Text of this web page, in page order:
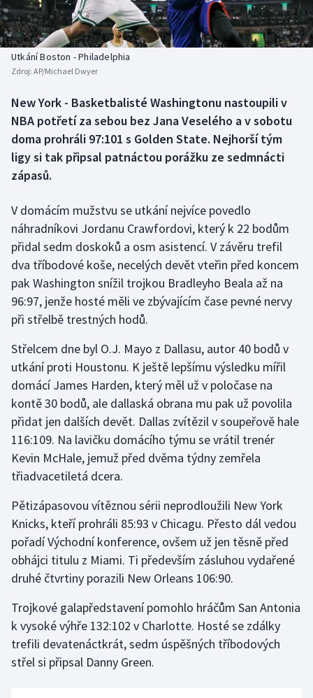
Baseball a softbal
Basketbal
Biatlon
Boby a skeleton
Box
Curling
Dostihy
Florbal
Futsal
Golf
Gymnastika
Házená
Judo
Krasobruslení
Lezení
Lyže a snowboard
Moderní pětiboj
Motorsport
Olympijské hry
Soutěže
Historické návraty
Aplikace ČT sport
AZ kvíz
Utkání Boston - Philadelphia
Zdroj: AP/Michael Dwyer
New York - Basketbalisté Washingtonu nastoupili v
NBA potřetí za sebou bez Jana Veselého a v sobotu
doma prohráli 97:101 s Golden State. Nejhorší tým
ligy si tak připsal patnáctou porážku ze sedmnácti
zápasů.
V domácím mužstvu se utkání nejvíce povedlo
náhradníkovi Jordanu Crawfordovi, který k 22 bodům
přidal sedm doskoků a osm asistencí. V závěru trefil
dva tříbodové koše, necelých devět vteřin před koncem
pak Washington snížil trojkou Bradleyho Beala až na
96:97, jenže hosté měli ve zbývajícím čase pevné nervy
při střelbě trestných hodů.
Střelcem dne byl O.J. Mayo z Dallasu, autor 40 bodů v
utkání proti Houstonu. K ještě lepšímu výsledku mířil
domácí James Harden, který měl už v poločase na
kontě 30 bodů, ale dallaská obrana mu pak už povolila
přidat jen dalších devět. Dallas zvítězil v soupeřově hale
116:109. Na lavičku domácího týmu se vrátil trenér
Kevin McHale, jemuž před dvěma týdny zemřela
třiadvacetiletá dcera.
Pětizápasovou vítěznou sérii neprodloužili New York
Knicks, kteří prohráli 85:93 v Chicagu. Přesto dál vedou
pořadí Východní konference, ovšem už jen těsně před
obhájci titulu z Miami. Ti především zásluhou vydařené
druhé čtvrtiny porazili New Orleans 106:90.
Trojkové galapředstavení pomohlo hráčům San Antonia
k vysoké výhře 132:102 v Charlotte. Hosté se zdálky
trefili devatenáctkrát, sedm úspěšných tříbodových
střel si připsal Danny Green.